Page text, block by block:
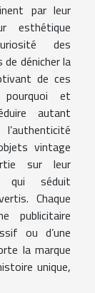
par leur
esthétique
des
dénicher la
de ces
pourquoi et
autant
vintage
sur leur
qui séduit
Chaque
publicitaire
ou d’une
la marque
unique,